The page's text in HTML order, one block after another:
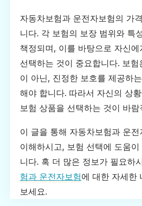
자동차보험과 운전자보험의 가
니다. 각 보험의 보장 범위와 특
책정되며, 이를 바탕으로 자신
선택하는 것이 중요합니다. 보험
이 아닌, 진정한 보호를 제공하
해야 합니다. 따라서 자신의 상
보험 상품을 선택하는 것이 바람
이 글을 통해 자동차보험과 운
이해하시고, 보험 선택에 도움
니다. 혹 더 많은 정보가 필요하
험과 운전자보험에 대한 자세한
보세요.